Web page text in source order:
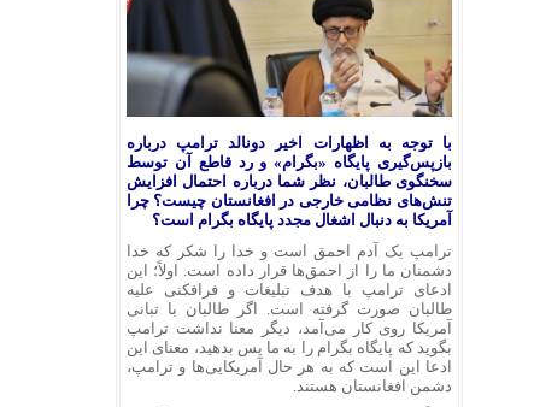
با توجه به اظهارات اخیر دونالد ترامپ درباره
بازپس‌گیری پایگاه «بگرام» و رد قاطع آن توسط
سخنگوی طالبان، نظر شما درباره احتمال افزایش
تنش‌های نظامی خارجی در افغانستان چیست؟ چرا
آمریکا به دنبال اشغال مجدد پایگاه بگرام است؟
ترامپ یک آدم احمق است و خدا را شکر که خدا
دشمنان ما را از احمق‌ها قرار داده است. اولاً؛ این
ادعای ترامپ با هدف تبلیغات و فرافکنی علیه
طالبان صورت گرفته است. اگر طالبان با تبانی
آمریکا روی کار می‌آمد، دیگر معنا نداشت ترامپ
بگوید که پایگاه بگرام را به ما پس بدهید، معنای این
ادعا این است که به هر حال آمریکایی‌ها و ترامپ،
دشمن افغانستان هستند.